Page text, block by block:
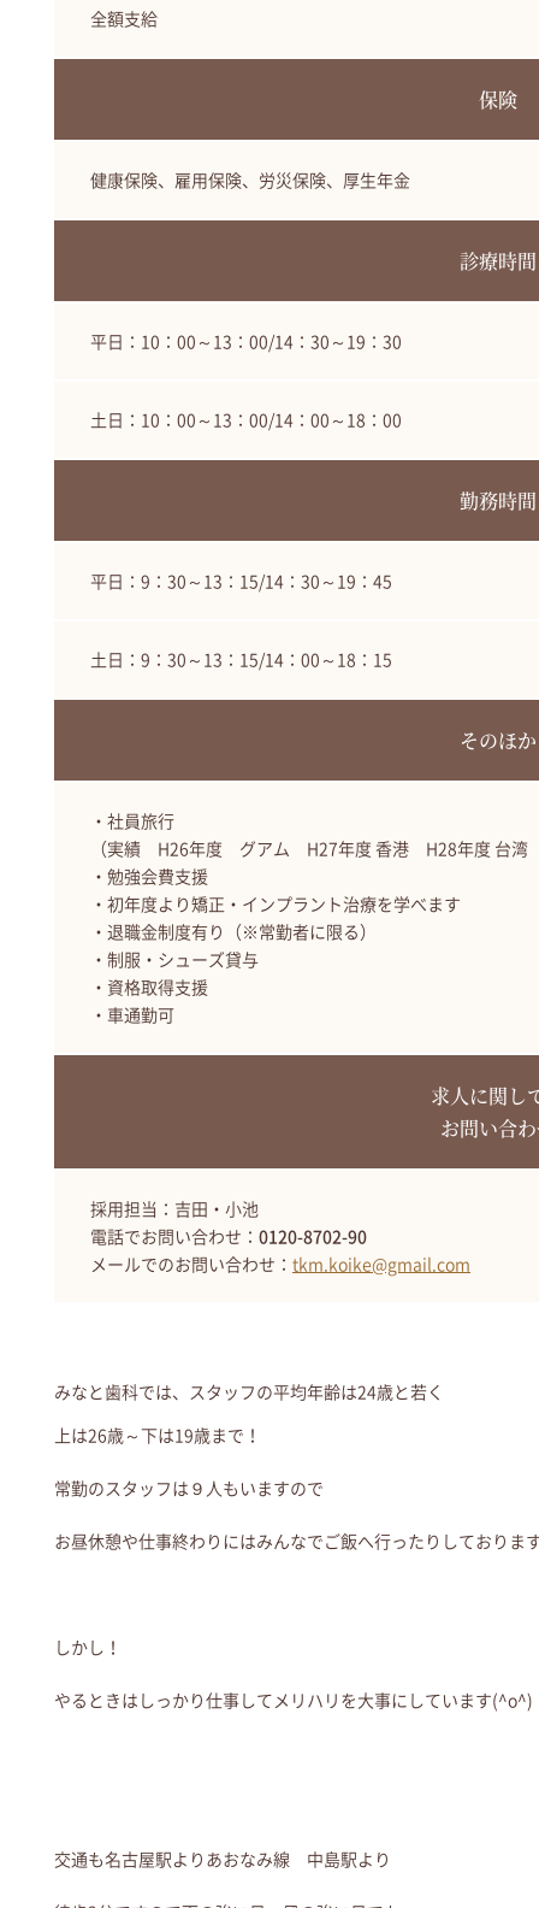
全額支給
保険
健康保険、雇用保険、労災保険、厚生年金
診療時間
平日：10：00～13：00/14：30～19：30
土日：10：00～13：00/14：00～18：00
勤務時間
平日：9：30～13：15/14：30～19：45
土日：9：30～13：15/14：00～18：15
そのほか
・社員旅行
（実績 H26年度 グアム H27年度 香港 H28年度 台湾
・勉強会費支援
・初年度より矯正・インプラント治療を学べます
・退職金制度有り（※常勤者に限る）
・制服・シューズ貸与
・資格取得支援
・車通勤可
求人に関し
お問い合
採用担当：吉田・小池
電話でお問い合わせ： 0120-8702-90
メールでのお問い合わせ： tkm.koike@gmail.com
みなと歯科では、スタッフの平均年齢は24歳と若く
上は26歳～下は19歳まで！
常勤のスタッフは９人もいますので
お昼休憩や仕事終わりにはみんなでご飯へ行ったりしておりま
しかし！
やるときはしっかり仕事してメリハリを大事にしています(^o^)
交通も名古屋駅よりあおなみ線 中島駅より